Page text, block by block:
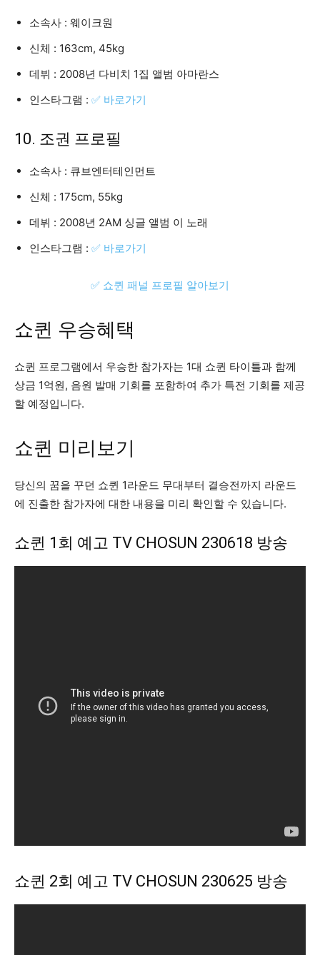
소속사 : 웨이크원
신체 : 163cm, 45kg
데뷔 : 2008년 다비치 1집 앨범 아마란스
인스타그램 : ✅ 바로가기
10. 조권 프로필
소속사 : 큐브엔터테인먼트
신체 : 175cm, 55kg
데뷔 : 2008년 2AM 싱글 앨범 이 노래
인스타그램 : ✅ 바로가기
✅ 쇼퀸 패널 프로필 알아보기
쇼퀸 우승혜택
쇼퀸 프로그램에서 우승한 참가자는 1대 쇼퀸 타이틀과 함께
상금 1억원, 음원 발매 기회를 포함하여 추가 특전 기회를 제공
할 예정입니다.
쇼퀸 미리보기
당신의 꿈을 꾸던 쇼퀸 1라운드 무대부터 결승전까지 라운드
에 진출한 참가자에 대한 내용을 미리 확인할 수 있습니다.
쇼퀸 1회 예고 TV CHOSUN 230618 방송
쇼퀸 2회 예고 TV CHOSUN 230625 방송